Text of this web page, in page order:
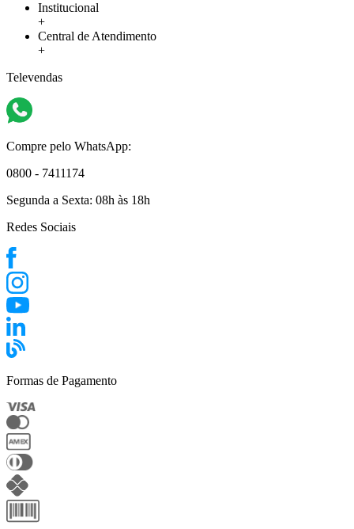
Institucional
+
Central de Atendimento
+
Televendas
Compre pelo WhatsApp:
0800 - 7411174
Segunda a Sexta: 08h às 18h
Redes Sociais
Formas de Pagamento